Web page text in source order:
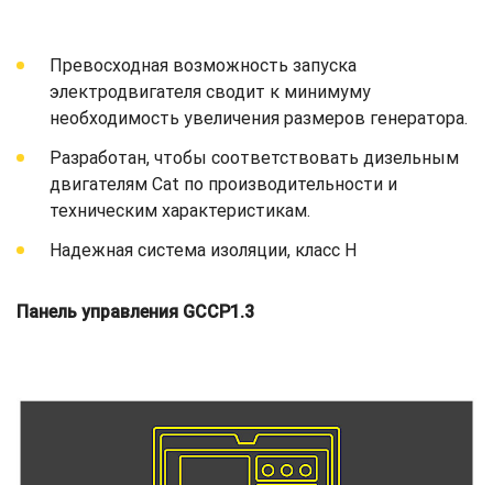
Превосходная возможность запуска
электродвигателя сводит к минимуму
необходимость увеличения размеров генератора.
Разработан, чтобы соответствовать дизельным
двигателям Cat по производительности и
техническим характеристикам.
Надежная система изоляции, класс H
Панель управления GCCP1.3